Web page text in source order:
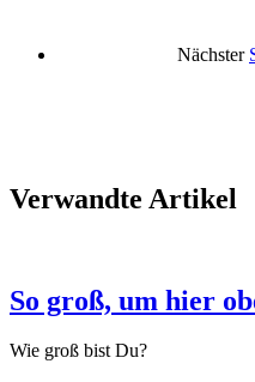
Nächster
Verwandte Artikel
So groß, um hier
Wie groß bist Du?